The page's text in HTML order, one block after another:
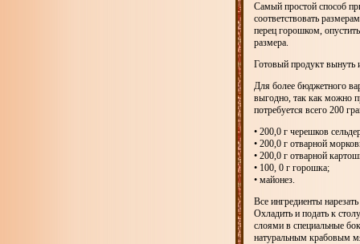
Самый простой способ
соответствовать
перец горошком,
размера.
Готовый продукт вынуть
Для более бюджетного
выгодно, так как можно
потребуется всего 200
• 200,0 г черешков
• 200,0 г отварной
• 200,0 г отварной
• 100, 0 г горошка;
• майонез.
Все ингредиенты
Охладить и подать к
слоями в специальные
натуральным крабовым